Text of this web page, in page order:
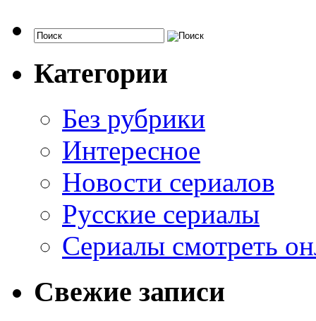
Категории
Без рубрики
Интересное
Новости сериалов
Русские сериалы
Сериалы смотреть
Свежие записи